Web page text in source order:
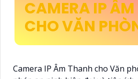
CAMERA IP
CHO VĂN
Camera IP Âm Thanh cho Văn